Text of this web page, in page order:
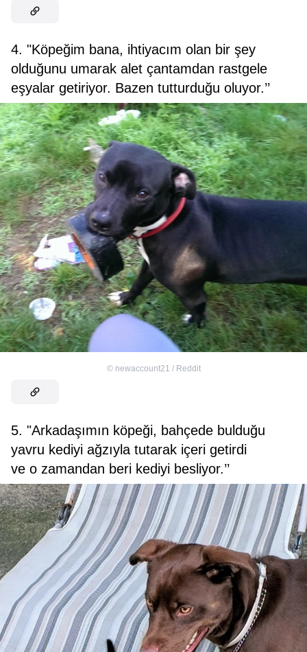
4. "Köpeğim bana, ihtiyacım olan bir şey
olduğunu umarak alet çantamdan rastgele
eşyalar getiriyor. Bazen tutturduğu oluyor.’’
© newaccount21 / Reddit
5. "Arkadaşımın köpeği, bahçede bulduğu
yavru kediyi ağzıyla tutarak içeri getirdi
ve o zamandan beri kediyi besliyor.’’